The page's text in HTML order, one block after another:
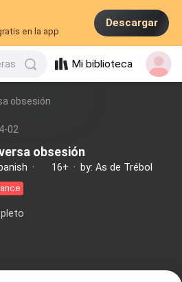
en la app
Descargar
Mi biblioteca
obsesión
02
obsesión
· 16+ · by: As de Trébol